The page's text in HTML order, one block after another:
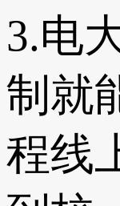
3.电
制就
程线